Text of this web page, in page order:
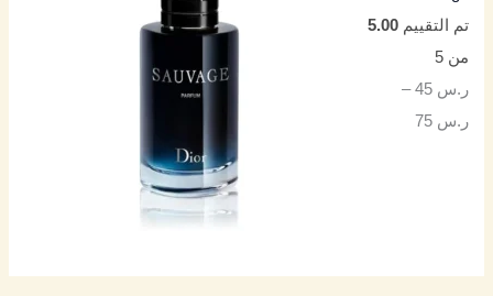
تم التقييم5.00
من 5
ر.س 45
–
ر.س 75